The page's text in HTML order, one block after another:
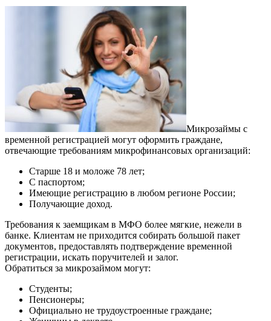
Микрозаймы с
временной регистрацией могут оформить граждане,
отвечающие требованиям микрофинансовых организаций:
Старше 18 и моложе 78 лет;
С паспортом;
Имеющие регистрацию в любом регионе России;
Получающие доход.
Требования к заемщикам в МФО более мягкие, нежели в
банке. Клиентам не приходится собирать большой пакет
документов, предоставлять подтверждение временной
регистрации, искать поручителей и залог.
Обратиться за микрозаймом могут:
Студенты;
Пенсионеры;
Официально не трудоустроенные граждане;